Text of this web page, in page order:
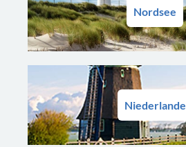
Nordsee
Niederlande